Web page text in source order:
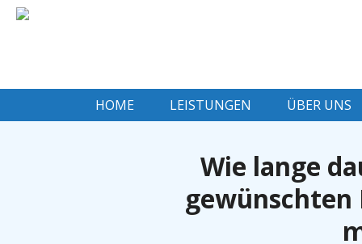
HOME LEISTUNGEN ÜBER UNS
Wie lange